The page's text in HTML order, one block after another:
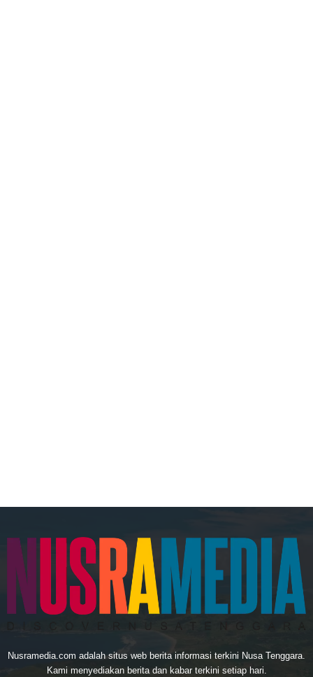
Nusramedia.com adalah situs web berita informasi terkini Nusa Tenggara.
Kami menyediakan berita dan kabar terkini setiap hari.